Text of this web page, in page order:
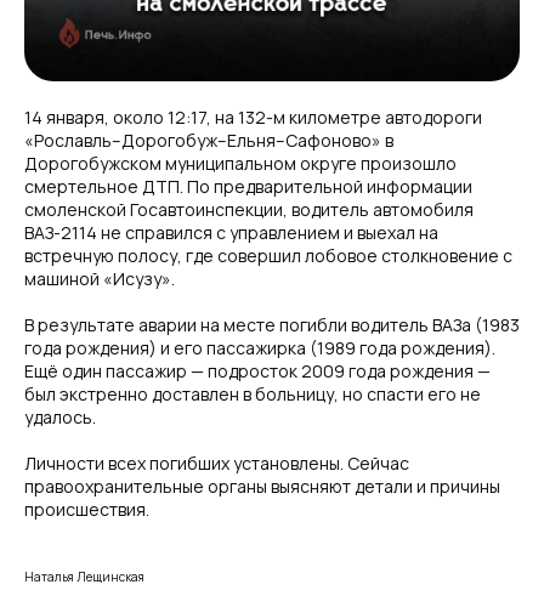
14 января, около 12:17, на 132-м километре автодороги
«Рославль–Дорогобуж–Ельня–Сафоново» в
Дорогобужском муниципальном округе произошло
смертельное ДТП. По предварительной информации
смоленской Госавтоинспекции, водитель автомобиля
ВАЗ-2114 не справился с управлением и выехал на
встречную полосу, где совершил лобовое столкновение с
машиной «Исузу».
В результате аварии на месте погибли водитель ВАЗа (1983
года рождения) и его пассажирка (1989 года рождения).
Ещё один пассажир — подросток 2009 года рождения —
был экстренно доставлен в больницу, но спасти его не
удалось.
Личности всех погибших установлены. Сейчас
правоохранительные органы выясняют детали и причины
происшествия.
Наталья Лещинская